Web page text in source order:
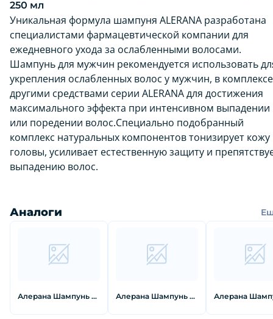
250 мл
Уникальная формула шампуня ALERANA разработана
специалистами фармацевтической компании для
ежедневного ухода за ослабленными волосами.
Шампунь для мужчин рекомендуется использовать
укрепления ослабленных волос у мужчин, в
другими средствами серии ALERANA для достижения
максимального эффекта при интенсивном выпадении
или поредении волос.Специально подобранный
комплекс натуральных компонентов тонизирует кожу
головы, усиливает естественную защиту и
выпадению волос.
Аналоги
Алерана Шампунь для сухих и нормальных волос 250 мл Алерана Шампунь активатор роста волос для мужчин 250 мл